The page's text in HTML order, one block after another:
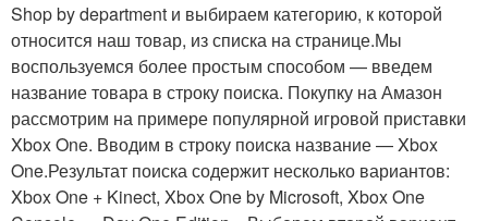
Shop by department и выбираем категорию, к которой
относится наш товар, из списка на странице.Мы
воспользуемся более простым способом — введем
название товара в строку поиска. Покупку на Амазон
рассмотрим на примере популярной игровой приставки
Xbox One. Вводим в строку поиска название — Xbox
One.Результат поиска содержит несколько вариантов:
Xbox One + Kinect, Xbox One by Microsoft, Xbox One